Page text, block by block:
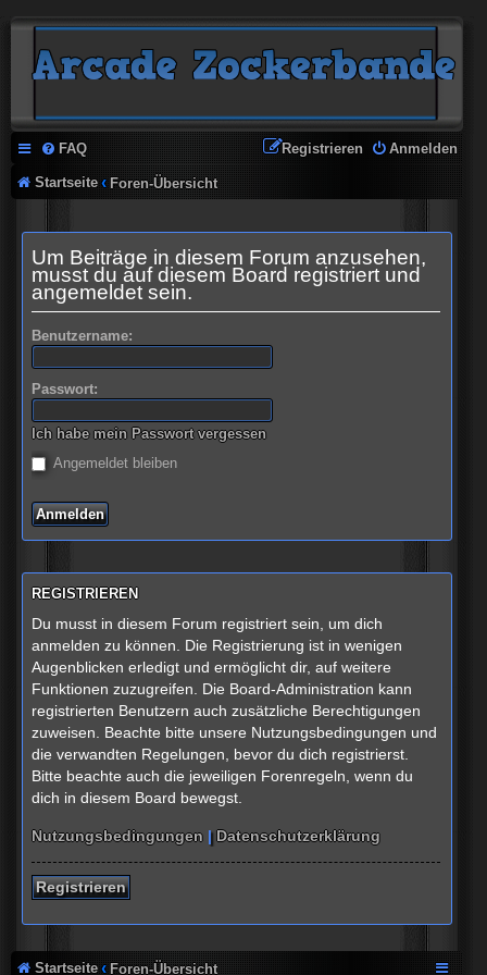
FAQ Anmelden
Registrieren
Startseite Foren-Übersicht
Um Beiträge in diesem Forum anzusehen,
musst du auf diesem Board registriert und
angemeldet sein.
Benutzername:
Passwort:
Ich habe mein Passwort vergessen
Angemeldet bleiben
REGISTRIEREN
Du musst in diesem Forum registriert sein, um dich
anmelden zu können. Die Registrierung ist in wenigen
Augenblicken erledigt und ermöglicht dir, auf weitere
Funktionen zuzugreifen. Die Board-Administration kann
registrierten Benutzern auch zusätzliche Berechtigungen
zuweisen. Beachte bitte unsere Nutzungsbedingungen und
die verwandten Regelungen, bevor du dich registrierst.
Bitte beachte auch die jeweiligen Forenregeln, wenn du
dich in diesem Board bewegst.
Nutzungsbedingungen |Datenschutzerklärung
Registrieren
Startseite Foren-Übersicht